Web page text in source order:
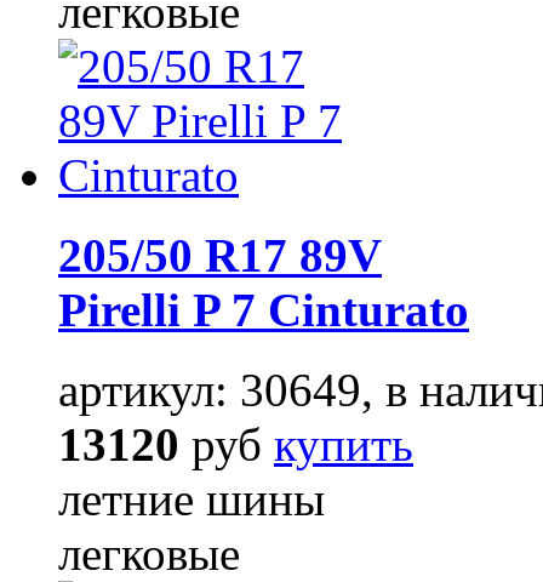
легковые
205/50 R17 89V
Pirelli P 7 Cinturato
артикул: 30649, в
13120 руб купить
летние шины
легковые